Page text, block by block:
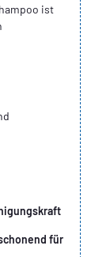
ist
für